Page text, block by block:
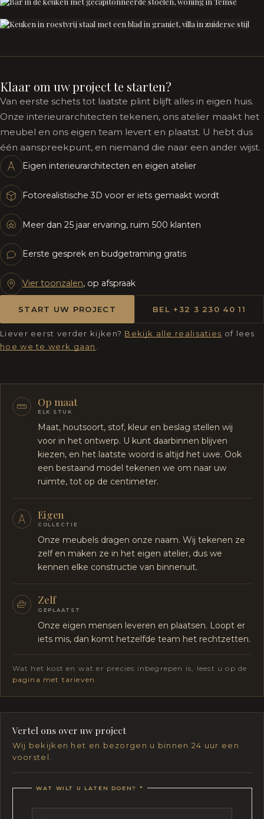
Klaar om uw project te starten?
Van eerste schets tot laatste plint blijft alles in eigen huis.
Onze interieurarchitecten tekenen, ons atelier maakt het
meubel en ons eigen team levert en plaatst. U hebt dus
één aanspreekpunt, en niemand die naar een ander wijst.
Eigen interieurarchitecten en eigen atelier
Fotorealistische 3D voor er iets gemaakt wordt
Meer dan 25 jaar ervaring, ruim 500 klanten
Eerste gesprek en budgetraming gratis
Vier toonzalen, op afspraak
START UW PROJECT BEL +32 3 230 40 11
Liever eerst verder kijken? Bekijk alle realisaties of lees
hoe we te werk gaan .
Op maat
ELK STUK
Maat, houtsoort, stof, kleur en beslag stellen wij
voor in het ontwerp. U kunt daarbinnen blijven
kiezen, en het laatste woord is altijd het uwe. Ook
een bestaand model tekenen we om naar uw
ruimte, tot op de centimeter.
Eigen
COLLECTIE
Onze meubels dragen onze naam. Wij tekenen ze
zelf en maken ze in het eigen atelier, dus we
kennen elke constructie van binnenuit.
Zelf
GEPLAATST
Onze eigen mensen leveren en plaatsen. Loopt er
iets mis, dan komt hetzelfde team het rechtzetten.
Wat het kost en wat er precies inbegrepen is, leest u op de
pagina met tarieven
Vertel ons over uw project
Wij bekijken het en bezorgen u binnen 24 uur een
voorstel.
WAT WILT U LATEN DOEN? *